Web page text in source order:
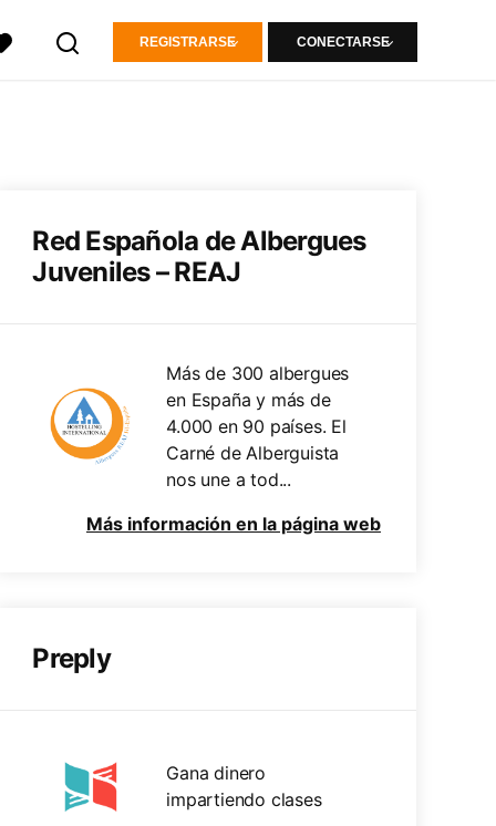
REGISTRARSE CONECTARSE
Red Española de Albergues
Juveniles – REAJ
Más de 300 albergues
en España y más de
4.000 en 90 países. El
Carné de Alberguista
nos une a tod...
Más información en la página web
Preply
Gana dinero
impartiendo clases